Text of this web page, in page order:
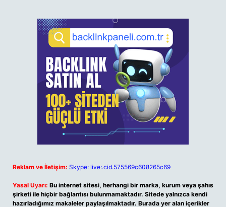
Reklam ve İletişim: Skype: live:.cid.575569c608265c69
Yasal Uyarı: Bu internet sitesi, herhangi bir marka, kurum veya şahıs
şirketi ile hiçbir bağlantısı bulunmamaktadır. Sitede yalnızca kendi
hazırladığımız makaleler paylaşılmaktadır. Burada yer alan içerikler